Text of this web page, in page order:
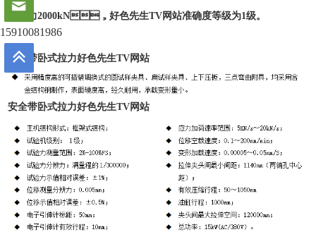
试验力2000kN，好色先生TV网站准确度等级为1级。
安全带卧式拉力好色先生TV网站
安全带卧式拉力好色先生TV网站
15910081986